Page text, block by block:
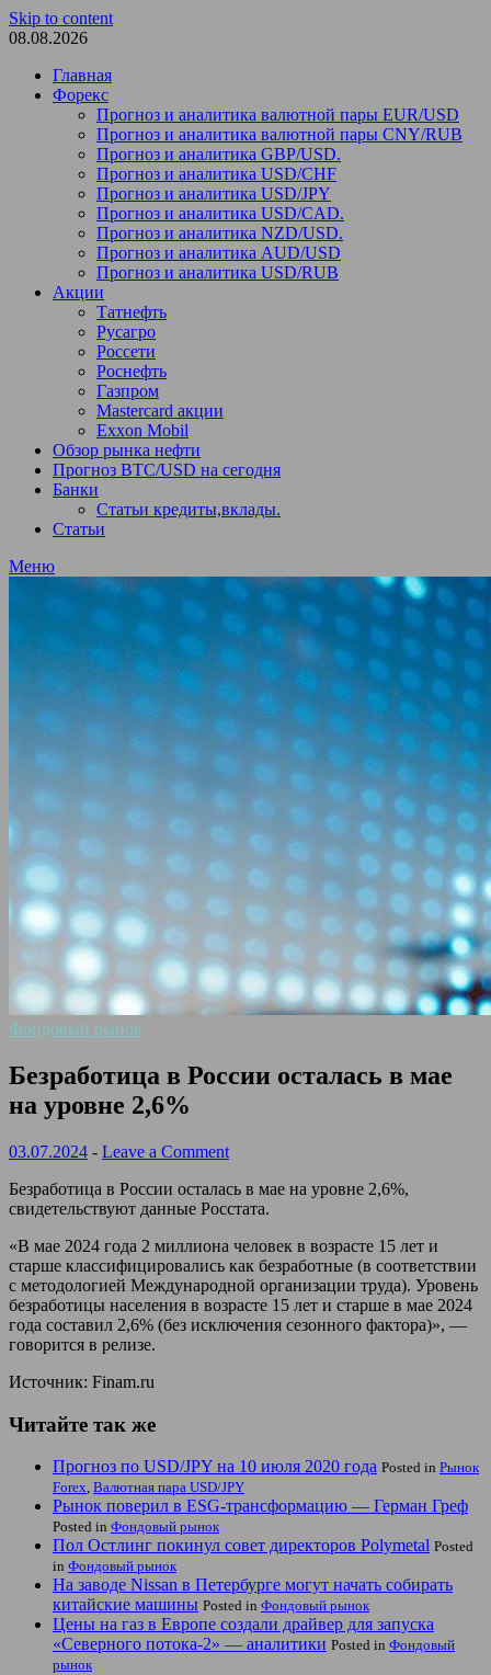
Skip to content
08.08.2026
Главная
Форекс
Прогноз и аналитика валютной пары EUR/USD
Прогноз и аналитика валютной пары CNY/RUB
Прогноз и аналитика GBP/USD.
Прогноз и аналитика USD/CHF
Прогноз и аналитика USD/JPY
Прогноз и аналитика USD/CAD.
Прогноз и аналитика NZD/USD.
Прогноз и аналитика AUD/USD
Прогноз и аналитика USD/RUB
Акции
Татнефть
Русагро
Россети
Роснефть
Газпром
Mastercard акции
Exxon Mobil
Обзор рынка нефти
Прогноз BTC/USD на сегодня
Банки
Статьи кредиты,вклады.
Статьи
Меню
Фондовый рынок
Безработица в России осталась в мае
на уровне 2,6%
03.07.2024 - Leave a Comment
Безработица в России осталась в мае на уровне 2,6%,
свидетельствуют данные Росстата.
«В мае 2024 года 2 миллиона человек в возрасте 15 лет и
старше классифицировались как безработные (в соответствии
с методологией Международной организации труда). Уровень
безработицы населения в возрасте 15 лет и старше в мае 2024
года составил 2,6% (без исключения сезонного фактора)», —
говорится в релизе.
Источник: Finam.ru
Читайте так же
Прогноз по USD/JPY на 10 июля 2020 года Posted in Рынок
Forex, Валютная пара USD/JPY
Рынок поверил в ESG-трансформацию — Герман Греф
Posted in Фондовый рынок
Пол Остлинг покинул совет директоров Polymetal Posted
in Фондовый рынок
На заводе Nissan в Петербурге могут начать собирать
китайские машины Posted in Фондовый рынок
Цены на газ в Европе создали драйвер для запуска
«Северного потока-2» — аналитики Posted in Фондовый
рынок